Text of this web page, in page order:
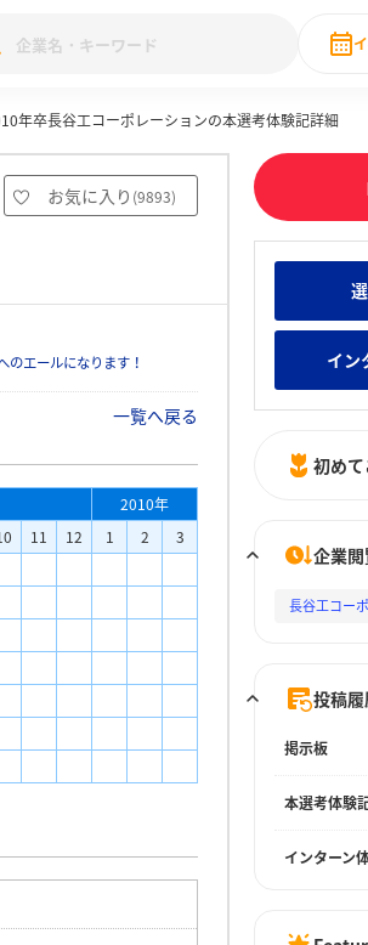
みんなの新卒就職人気企業ランキ
28卒 IT・DX現場社員インタビュ
年卒長谷工コーポレーションの本選考体験記詳細
お気に入り (9893)
エールになります！
一覧へ戻る
2010年
11 12 1 2
3
イン
初め
企業
長谷工コー
投稿
掲示板
本選考体験
インターン